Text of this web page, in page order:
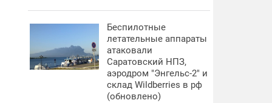
Беспилотные
летательные аппараты
атаковали
Саратовский НПЗ,
аэродром "Энгельс-2" и
склад Wildberries в рф
(обновлено)